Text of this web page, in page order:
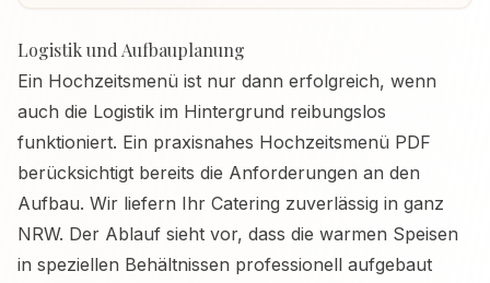
Logistik und Aufbauplanung
Ein Hochzeitsmenü ist nur dann erfolgreich, wenn
auch die Logistik im Hintergrund reibungslos
funktioniert. Ein praxisnahes Hochzeitsmenü PDF
berücksichtigt bereits die Anforderungen an den
Aufbau. Wir liefern Ihr Catering zuverlässig in ganz
NRW. Der Ablauf sieht vor, dass die warmen Speisen
in speziellen Behältnissen professionell aufgebaut